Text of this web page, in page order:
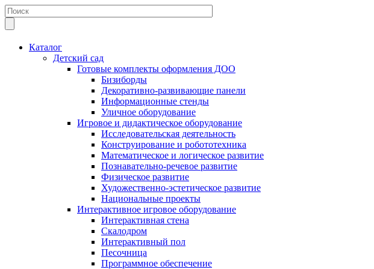
Каталог
Детский сад
Готовые комплекты оформления ДОО
Бизиборды
Декоративно-развивающие панели
Информационные стенды
Уличное оборудование
Игровое и дидактическое оборудование
Исследовательская деятельность
Конструирование и робототехника
Математическое и логическое развитие
Познавательно-речевое развитие
Физическое развитие
Художественно-эстетическое развитие
Национальные проекты
Интерактивное игровое оборудование
Интерактивная стена
Скалодром
Интерактивный пол
Песочница
Программное обеспечение